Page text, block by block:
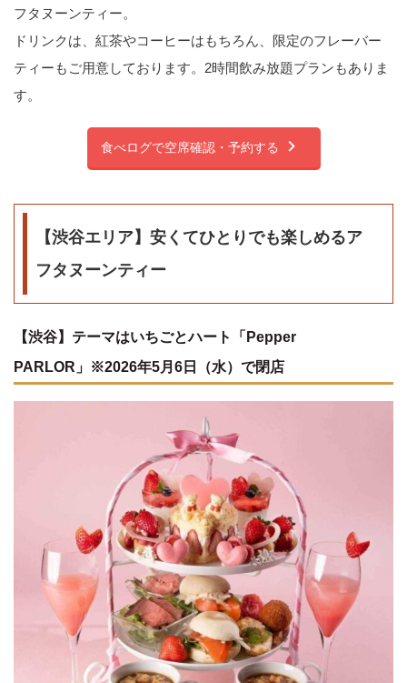
フタヌーンティー。
ドリンクは、紅茶やコーヒーはもちろん、限定のフレーバー
ティーもご用意しております。2時間飲み放題プランもありま
す。
食べログで空席確認・予約する
【渋谷エリア】安くてひとりでも楽しめるア
フタヌーンティー
【渋谷】テーマはいちごとハート「Pepper
PARLOR」※2026年5月6日（水）で閉店